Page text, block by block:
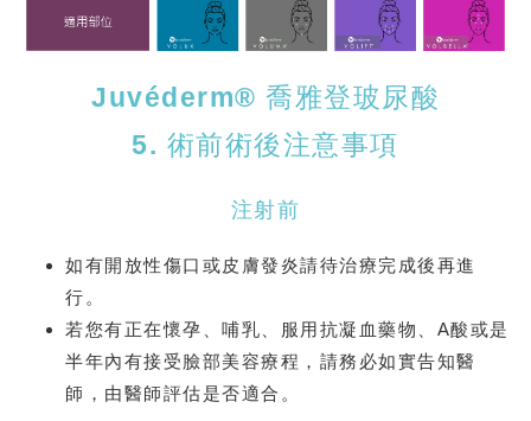
Juvéderm® 喬雅登玻尿酸
5. 術前術後注意事項
注射前
如有開放性傷口或皮膚發炎請待治療完成後再進
行。
若您有正在懷孕、哺乳、服用抗凝血藥物、A酸或是
半年內有接受臉部美容療程，請務必如實告知醫
師，由醫師評估是否適合。